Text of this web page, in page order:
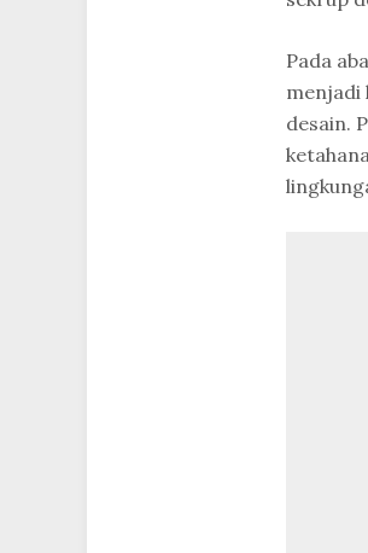
Pada
menjadi
desain.